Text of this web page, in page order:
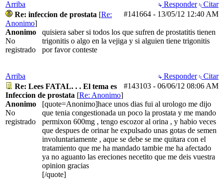
Arriba Responder
Citar
#141664 - 13/05/12 12:40 AM
Re: infeccion de prostata [Re:
Anonimo]
Anonimo
No
registrado
quisiera saber si todos los que sufren de prostatitis tienen
trigonitis o algo en la vejiga y si alguien tiene trigonitis
por favor conteste
Arriba Responder
Citar
#143103 - 06/06/12 08:06 AM
Re: Lees FATAL. . . El tema es
Infeccion de prostata [Re: Anonimo]
Anonimo
No
registrado
[quote=Anonimo]hace unos dias fui al urologo me dijo
que tenia congestionada un poco la prostata y me mando
permixon 600mg , tengo escozor al orina , y habio veces
que despues de orinar he expulsado unas gotas de semen
involuntariamente , aque se debe se me quitara con el
tratamiento que me ha mandado tambie me ha afectado
ya no aguanto las ereciones necetito que me deis vuestra
opinion gracias
[/quote]